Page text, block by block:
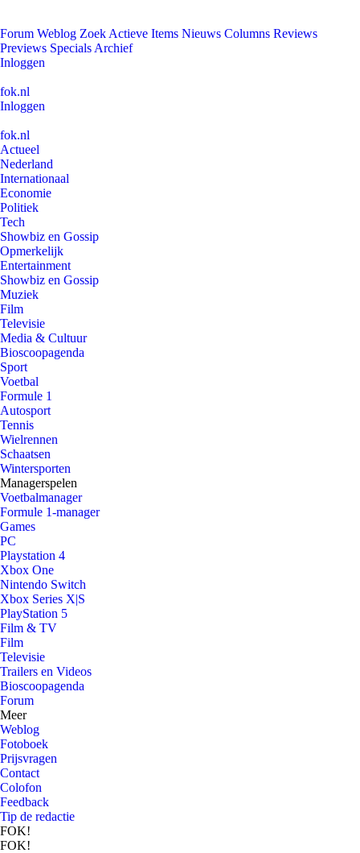
Forum Weblog Zoek Actieve Items Nieuws Columns Reviews
Previews Specials Archief
Inloggen
fok.nl
Inloggen
fok.nl
Actueel
Nederland
Internationaal
Economie
Politiek
Tech
Showbiz en Gossip
Opmerkelijk
Entertainment
Showbiz en Gossip
Muziek
Film
Televisie
Media & Cultuur
Bioscoopagenda
Sport
Voetbal
Formule 1
Autosport
Tennis
Wielrennen
Schaatsen
Wintersporten
Managerspelen
Voetbalmanager
Formule 1-manager
Games
PC
Playstation 4
Xbox One
Nintendo Switch
Xbox Series X|S
PlayStation 5
Film & TV
Film
Televisie
Trailers en Videos
Bioscoopagenda
Forum
Meer
Weblog
Fotoboek
Prijsvragen
Contact
Colofon
Feedback
Tip de redactie
FOK!
FOK!